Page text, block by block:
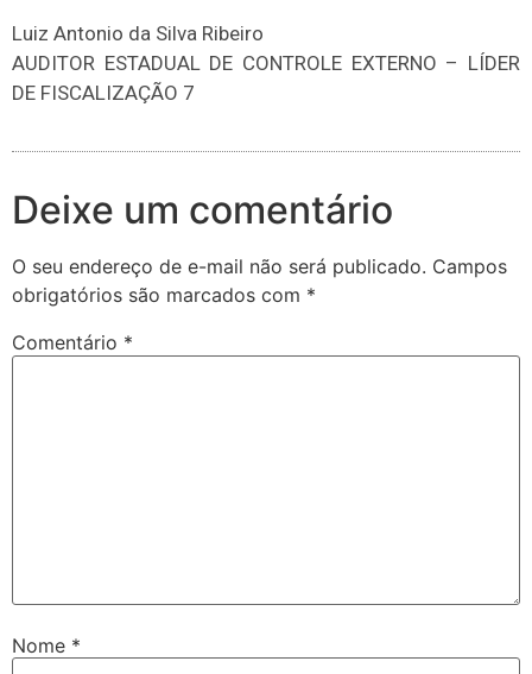
Luiz Antonio da Silva Ribeiro
AUDITOR ESTADUAL DE CONTROLE EXTERNO – LÍDER
DE FISCALIZAÇÃO 7
Deixe um comentário
O seu endereço de e-mail não será publicado. Campos
obrigatórios são marcados com *
Comentário *
Nome *